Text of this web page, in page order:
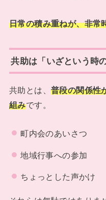
日常の積み重ねが、非常
共助は「いざという時
共助とは、 普段の関係性
組みです。
町内会のあいさつ
地域行事への参加
ちょっとした声かけ